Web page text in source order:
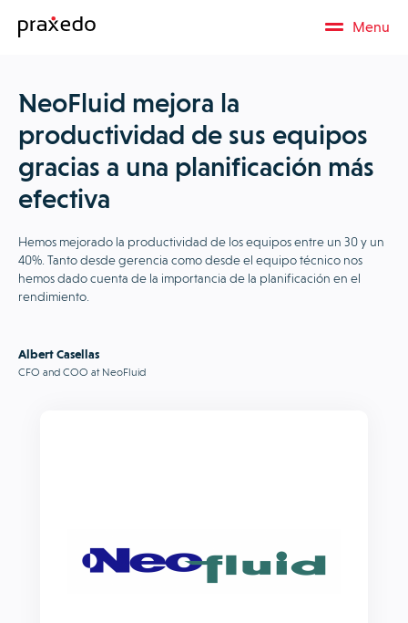
Menu
NeoFluid mejora la
productividad de sus equipos
gracias a una planificación más
efectiva
Hemos mejorado la productividad de los equipos entre un 30 y un
40%. Tanto desde gerencia como desde el equipo técnico nos
hemos dado cuenta de la importancia de la planificación en el
rendimiento.
Albert Casellas
CFO and COO at NeoFluid